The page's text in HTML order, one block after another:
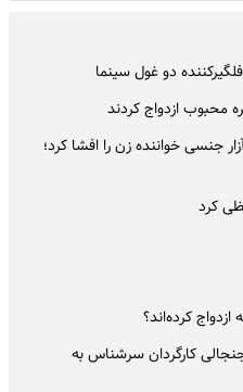
دو غول سینما
محبوب ازدواج کردند
جنسی خواننده زن را افشا کرد؛
کرد
کرده‌اند؟
کارگردان سرشناس به